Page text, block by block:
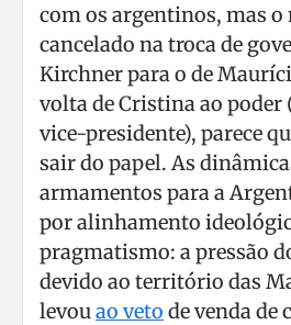
com os argentinos, mas
cancelado na troca de
Kirchner para o de
volta de Cristina ao poder
vice-presidente), parece
sair do papel. As
armamentos para a
por alinhamento
pragmatismo: a pressão
devido ao território das
levouao veto de venda de